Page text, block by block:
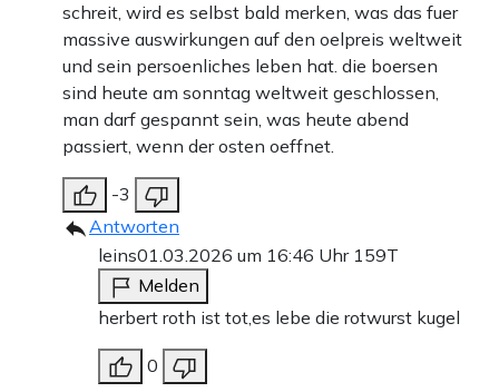
schreit, wird es selbst bald merken, was das fuer
massive auswirkungen auf den oelpreis weltweit
und sein persoenliches leben hat. die boersen
sind heute am sonntag weltweit geschlossen,
man darf gespannt sein, was heute abend
passiert, wenn der osten oeffnet.
-3
Antworten
leins01.03.2026 um 16:46 Uhr 159T
Melden
herbert roth ist tot,es lebe die rotwurst kugel
0